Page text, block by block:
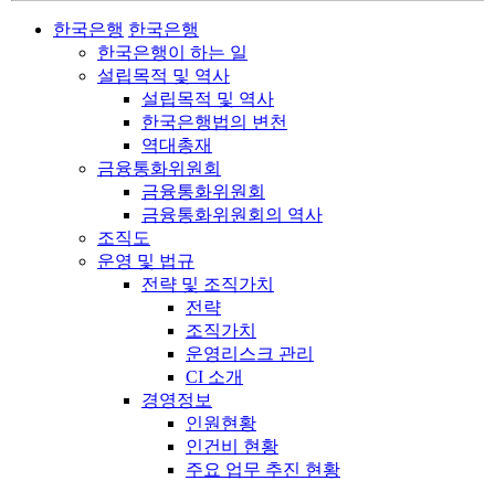
한국은행 한국은행
한국은행이 하는 일
설립목적 및 역사
설립목적 및 역사
한국은행법의 변천
역대총재
금융통화위원회
금융통화위원회
금융통화위원회의 역사
조직도
운영 및 법규
전략 및 조직가치
전략
조직가치
운영리스크 관리
CI 소개
경영정보
인원현황
인건비 현황
주요 업무 추진 현황